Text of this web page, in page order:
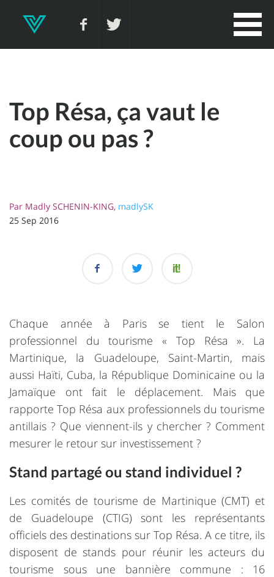
Top Résa, ça vaut le
coup ou pas ?
Par Madly SCHENIN-KING, madlySK
25 Sep 2016
Chaque année à Paris se tient le Salon
professionnel du tourisme « Top Résa ». La
Martinique, la Guadeloupe, Saint-Martin, mais
aussi Haïti, Cuba, la République Dominicaine ou la
Jamaïque ont fait le déplacement. Mais que
rapporte Top Résa aux professionnels du tourisme
antillais ? Que viennent-ils y chercher ? Comment
mesurer le retour sur investissement ?
Stand partagé ou stand individuel ?
Les comités de tourisme de Martinique (CMT) et
de Guadeloupe (CTIG) sont les représentants
officiels des destinations sur Top Résa. A ce titre, ils
disposent de stands pour réunir les acteurs du
tourisme sous une bannière commune : 16